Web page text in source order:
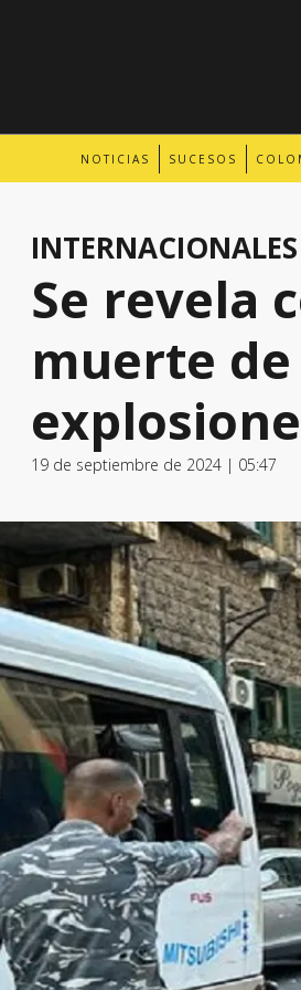
NOTICIAS SUCESOS
INTERNACIONALES
Se revela
muerte
19 de septiembre de 2024 | 05:47